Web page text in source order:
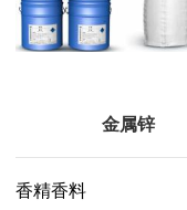
金属锌
香精香料